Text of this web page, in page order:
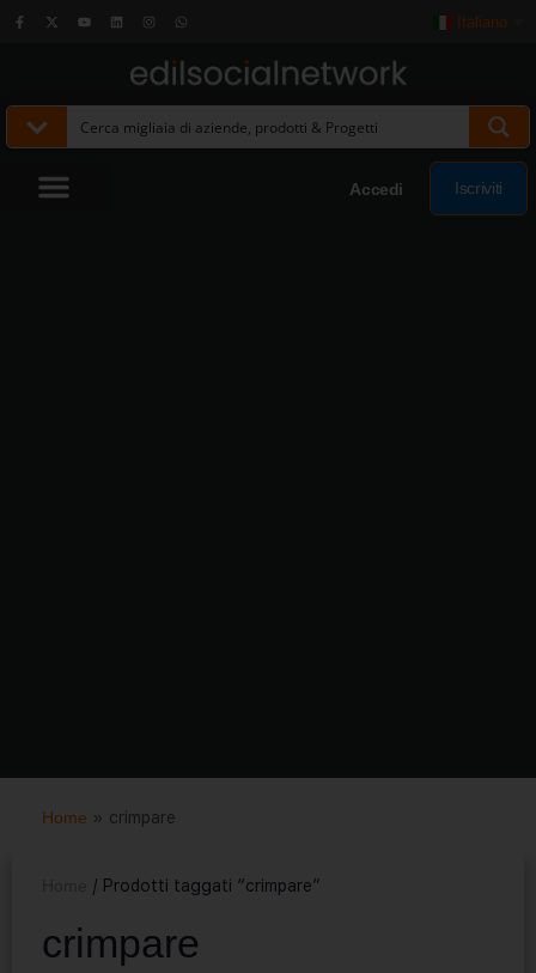
Italiano
Accedi Iscriviti
Home » crimpare
/ Prodotti taggati “crimpare”
crimpare